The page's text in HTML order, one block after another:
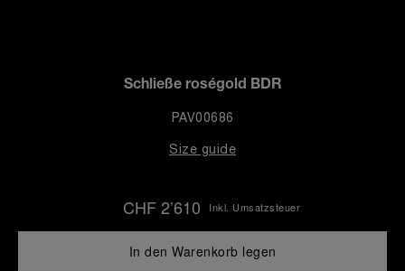
Schließe roségold BDR
PAV00686
Size guide
CHF 2’610 Inkl. Umsatzsteuer
In den Warenkorb legen